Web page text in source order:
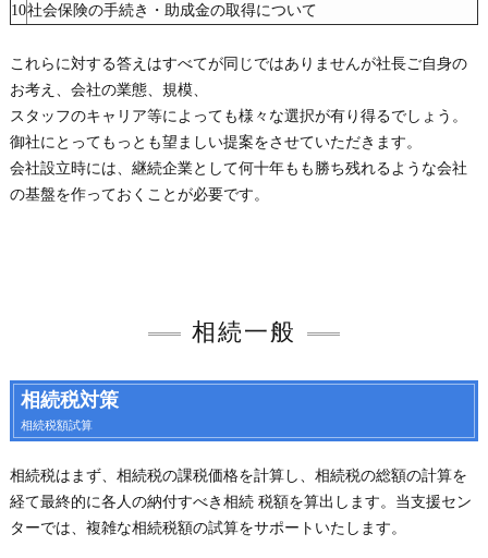
10社会保険の手続き・助成金の取得について
これらに対する答えはすべてが同じではありませんが社長ご自身の
お考え、会社の業態、規模、
スタッフのキャリア等によっても様々な選択が有り得るでしょう。
御社にとってもっとも望ましい提案をさせていただきます。
会社設立時には、継続企業として何十年もも勝ち残れるような会社
の基盤を作っておくことが必要です。
相続一般
相続税対策
相続税額試算
相続税はまず、相続税の課税価格を計算し、相続税の総額の計算を
経て最終的に各人の納付すべき相続 税額を算出します。当支援セン
ターでは、複雑な相続税額の試算をサポートいたします。